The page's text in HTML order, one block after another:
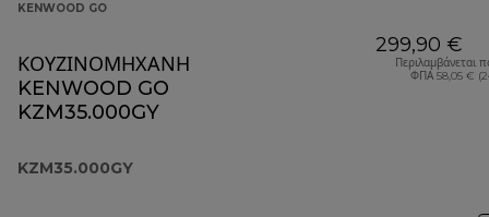
KENWOOD GO
ΚΟΥΖΙΝΟΜΗΧΑΝΗ
KENWOOD GO
KZM35.000GY
KZM35.000GY
299,90 €
Περιλαμβάνεται
ΦΠΑ 58,05 €